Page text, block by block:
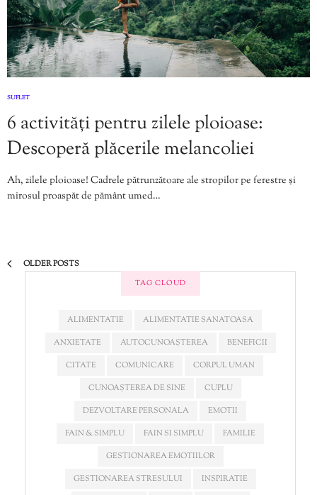
SUFLET
6 activități pentru zilele ploioase:
Descoperă plăcerile melancoliei
Ah, zilele ploioase! Cadrele pătrunzătoare ale stropilor pe ferestre și
mirosul proaspăt de pământ umed…
OLDER POSTS
TAG CLOUD
ALIMENTATIE
ALIMENTATIE SANATOASA
ANXIETATE
AUTOCUNOAȘTEREA
BENEFICII
CITATE
COMUNICARE
CORPUL UMAN
CUNOAȘTEREA DE SINE
CUPLU
DEZVOLTARE PERSONALA
EMOTII
FAIN & SIMPLU
FAIN SI SIMPLU
FAMILIE
GESTIONAREA EMOTIILOR
GESTIONAREA STRESULUI
INSPIRATIE